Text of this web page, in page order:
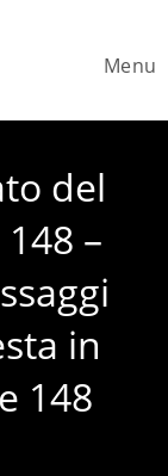
Menu
del
–
in
148